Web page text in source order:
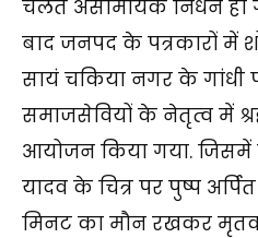
चलते असामयिक निधन हो
बाद जनपद के पत्रकारों में
सायं चकिया नगर के गांधी
समाजसेवियों के नेतृत्व में
आयोजन किया गया. जिसमें
यादव के चित्र पर पुष्प
मिनट का मौन रखकर